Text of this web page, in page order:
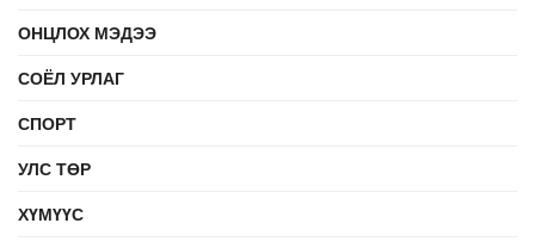
ОНЦЛОХ МЭДЭЭ
СОЁЛ УРЛАГ
СПОРТ
УЛС ТӨР
ХҮМҮҮС